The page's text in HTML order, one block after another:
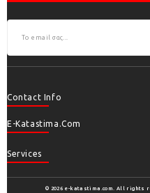
Contact Info
E-Katastima.com
Services
© 2026 e-katastima.com. All rights